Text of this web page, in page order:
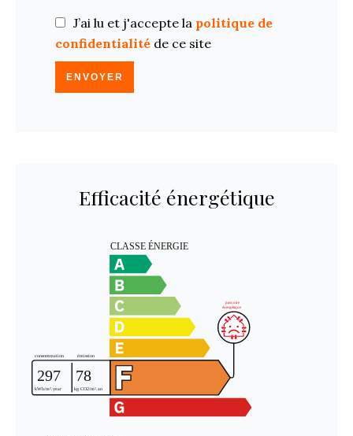
J’ai lu et j'accepte la politique de
confidentialité de ce site
ENVOYER
Efficacité énergétique